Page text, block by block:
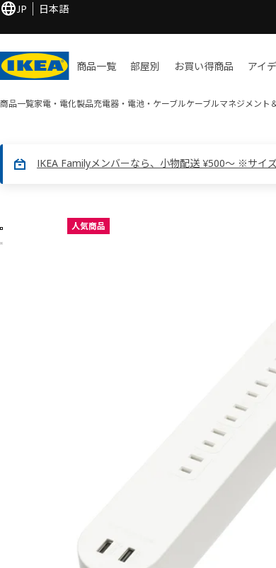
JP 日本語
商品一覧 部屋別 お買い​得商品 アイ
商品一覧家電・電化製品充電器・電池・ケーブルケーブルマネジメント
IKEA Familyメンバーなら、小物配送 ¥500～ ※サイ
2 KOPPLA コップラ画像
スキップ
Image zoomed out, normal view
人気商品